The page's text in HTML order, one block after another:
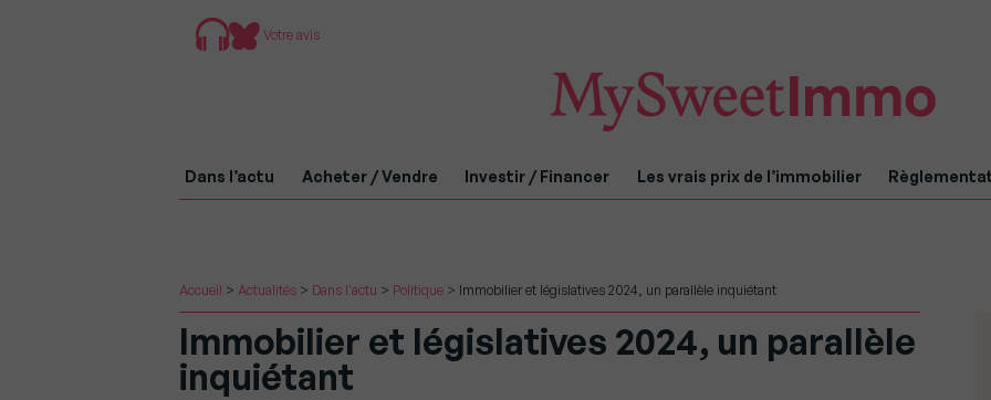
Votre avis
Dans l’actu Acheter / Vendre Investir / Financer Les vrais prix de l’immobilier
Accueil > Actualités > Dans l'actu > Politique > Immobilier et législatives 2024, un parallèle inquiétant
Immobilier et législatives 2024, un parallèle
inquiétant